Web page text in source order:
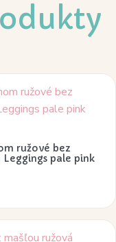
ružové bez
pale pink